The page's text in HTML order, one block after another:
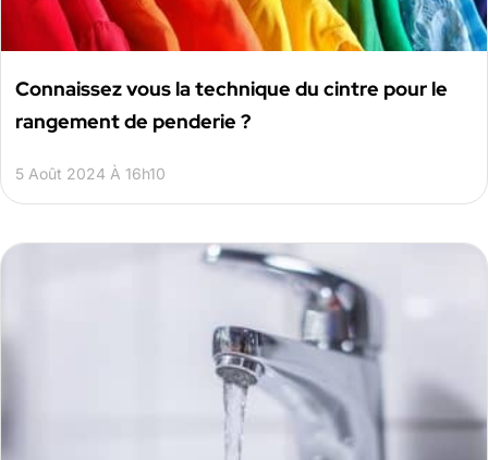
Connaissez vous la technique du cintre pour le
rangement de penderie ?
5 Août 2024 À 16h10